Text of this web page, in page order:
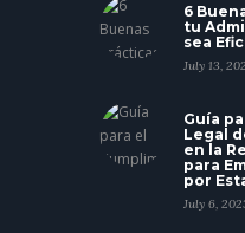
6
tu
sea
July 13,
Guía
Legal
en la
para
por
July 6,